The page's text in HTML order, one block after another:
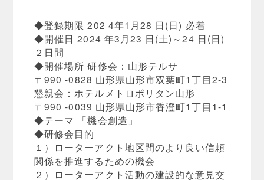
◆登録期限 202 4年1月28 日(日) 必着
◆開催日 2024 年3月23 日(土)～24 日(日)
２日間
◆開催場所 研修会：山形テルサ
〒990 -0828 山形県山形市双葉町1丁目2-3
懇親会：ホテルメトロポリタン山形
〒990 -0039 山形県山形市香澄町1丁目1-1
◆テーマ 「機会創造」
◆研修会目的
１）ローターアクト地区間のより良い信頼
関係を推進するための機会
２）ローターアクト活動の建設的な意見交